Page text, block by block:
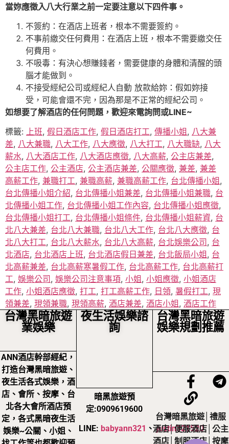
當妳應徵入八大行業之前一定要注意以下四件事。
不簽約：在酒店上班者，根本不需要簽約。
不事前繳交任何費用：在酒店上班，根本不需要繳交任
何費用。
不吸毒：有決心想賺錢者，需要健康的身體和清醒的頭
腦才能做到。
不接受經紀公司或經紀人自動 放款給妳：假如妳接
受，可能會還不完，因為那是不正常的經紀公司。
如想要了解酒店的任何問題，歡迎來電詢問或LINE~
標籤: 上班, 假日酒店工作, 假日酒店打工, 傳播小姐 , 八大兼
差, 八大兼職, 八大工作, 八大應徵, 八大打工, 八大職缺, 八大
薪水, 八大酒店工作, 八大酒店應徵, 八大高薪, 公主店兼差,
公主店工作, 公主酒店, 公主酒店兼差, 公關應徵, 兼差, 兼差
高薪工作, 兼職打工, 兼職高薪, 兼職高薪工作, 台北傳播小姐 ,
台北傳播小姐介紹, 台北傳播小姐兼差, 台北傳播小姐兼職, 台
北傳播小姐工作, 台北傳播小姐工作內容, 台北傳播小姐應徵,
台北傳播小姐打工, 台北傳播小姐條件, 台北傳播小姐薪資, 台
北八大兼差, 台北八大兼職, 台北八大工作, 台北八大應徵, 台
北八大打工, 台北八大薪水, 台北八大高薪, 台北娛樂公司 , 台
北酒店, 台北酒店上班, 台北酒店假日兼差, 台北飯局小姐 , 台
北高薪兼差, 台北高薪寒暑假工作, 台北高薪工作, 台北高薪打
工, 娛樂公司 , 娛樂公司注意事項, 小姐 , 小姐應徵, 小姐酒店
工作, 小姐酒店應徵, 打工, 打工高薪工作, 日領, 暑假打工, 現
領兼差, 現領兼職, 現領高薪, 酒店兼差, 酒店小姐 , 酒店工作
台灣黑暗旅遊
業娛樂
ANN酒店幹部經紀，
打造台灣黑暗旅遊、
夜生活各式娛樂，酒
店、會所、按摩、台
北各大會所酒店預
定，各式黑暗夜生活
娛樂~公關、小姐、
夜生活娛樂諮
詢
暗黑旅遊預
定:0909619600
LINE: babyann321 、justin321520
台灣黑暗旅遊
娛樂規劃推薦
台灣暗黑旅遊│禮服
酒店│便服酒店│公主
酒店│制服酒店│按摩